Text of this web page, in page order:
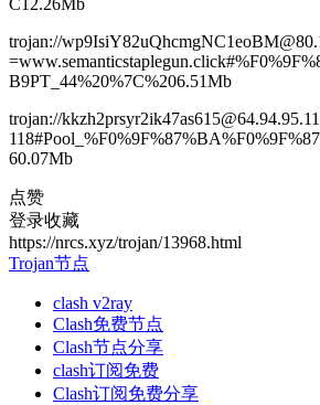
C12.26Mb
trojan://
B9PT_44%20%7C%206.51Mb
trojan://
60.07Mb
点赞
登录收藏
https://nrcs.xyz/trojan/13968.html
Trojan节点
clash v2ray
Clash免费节点
Clash节点分享
clash订阅免费
Clash订阅免费分享